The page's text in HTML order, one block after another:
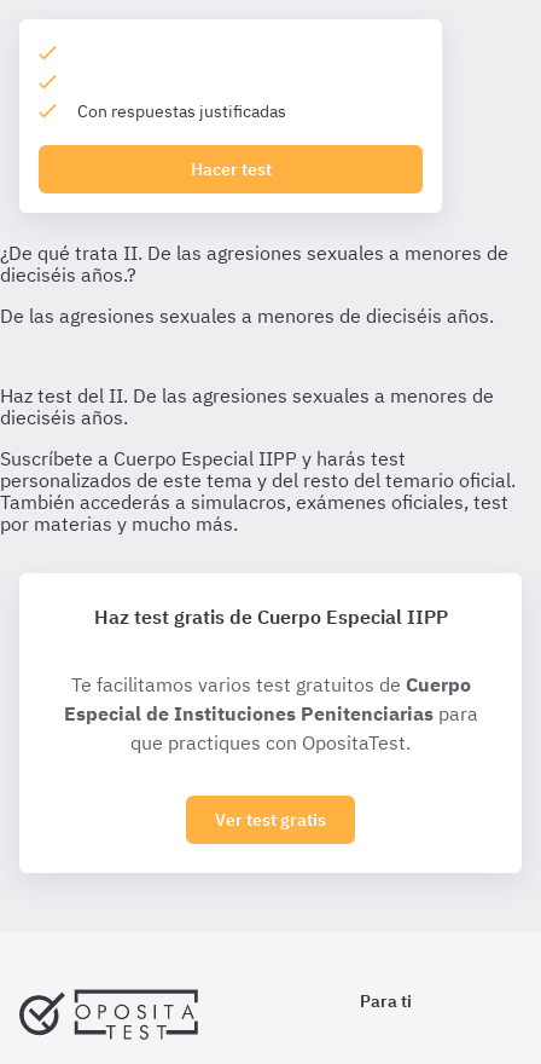
Con respuestas justificadas
Hacer test
Haz test gratis de Cuerpo Especial IIPP
Te facilitamos varios test gratuitos de Cuerpo
Especial de Instituciones Penitenciariaspara
que practiques con OpositaTest.
Ver test gratis
Para ti